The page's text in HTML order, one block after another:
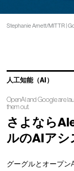
Stephanie Arnett/MITTR |
人工知能（AI）
OpenAI and Google are
them out.
さよなら
ルのAIアシ
グーグルとオープン